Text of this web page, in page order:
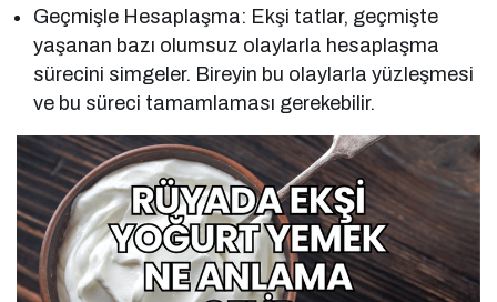
Geçmişle Hesaplaşma: Ekşi tatlar, geçmişte
yaşanan bazı olumsuz olaylarla hesaplaşma
sürecini simgeler. Bireyin bu olaylarla yüzleşmesi
ve bu süreci tamamlaması gerekebilir.